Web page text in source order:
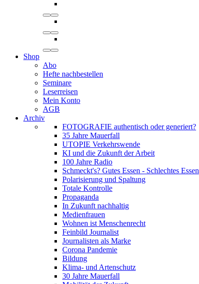
Shop
Abo
Hefte nachbestellen
Seminare
Leserreisen
Mein Konto
AGB
Archiv
FOTOGRAFIE authentisch oder generiert?
35 Jahre Mauerfall
UTOPIE Verkehrswende
KI und die Zukunft der Arbeit
100 Jahre Radio
Schmeckt's? Gutes Essen - Schlechtes Essen
Polarisierung und Spaltung
Totale Kontrolle
Propaganda
In Zukunft nachhaltig
Medienfrauen
Wohnen ist Menschenrecht
Feinbild Journalist
Journalisten als Marke
Corona Pandemie
Bildung
Klima- und Artenschutz
30 Jahre Mauerfall